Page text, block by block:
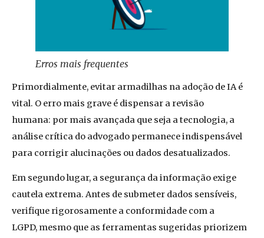
Erros mais frequentes
Primordialmente, evitar armadilhas na adoção de IA é
vital. O erro mais grave é dispensar a revisão
humana: por mais avançada que seja a tecnologia, a
análise crítica do advogado permanece indispensável
para corrigir alucinações ou dados desatualizados.
Em segundo lugar, a segurança da informação exige
cautela extrema. Antes de submeter dados sensíveis,
verifique rigorosamente a conformidade com a
LGPD, mesmo que as ferramentas sugeridas priorizem